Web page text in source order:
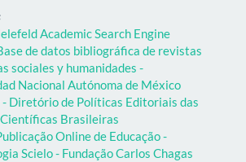
Academic Search Engine
de datos bibliográfica de revistas
sociales y humanidades -
Nacional Autónoma de México
Diretório de Políticas Editoriais das
Brasileiras
Online de Educação -
Scielo - Fundação Carlos Chagas